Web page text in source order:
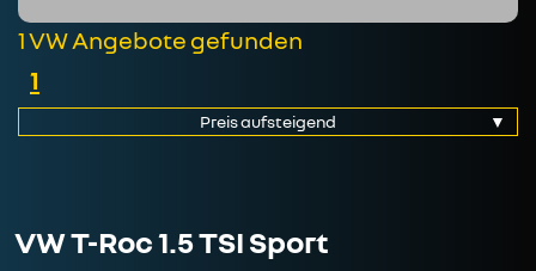
1 VW Angebote gefunden
1
VW T-Roc 1.5 TSI Sport